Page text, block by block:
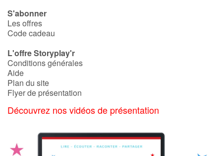
S'abonner
Les offres
Code cadeau
L'offre Storyplay'r
Conditions générales
Aide
Plan du site
Flyer de présentation
Découvrez nos vidéos de présentation